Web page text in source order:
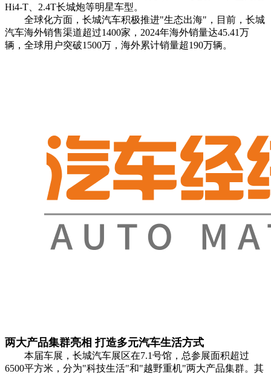
Hi4-T、2.4T长城炮等明星车型。
全球化方面，长城汽车积极推进"生态出海"，目前，长城
汽车海外销售渠道超过1400家，2024年海外销量达45.41万
辆，全球用户突破1500万，海外累计销量超190万辆。
两大产品集群亮相 打造多元汽车生活方式
本届车展，长城汽车展区在7.1号馆，总参展面积超过
6500平方米，分为"科技生活"和"越野重机"两大产品集群。其